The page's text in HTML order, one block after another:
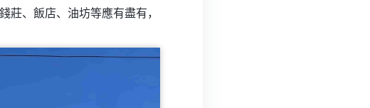
、飯店、油坊等應有盡有，